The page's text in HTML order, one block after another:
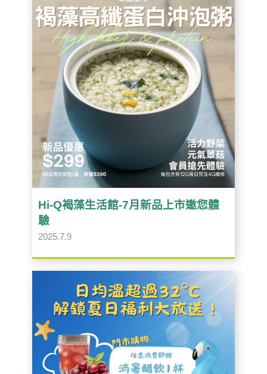
Hi-Q褐藻生活館-7月新品上市邀您體
驗
2025.7.9